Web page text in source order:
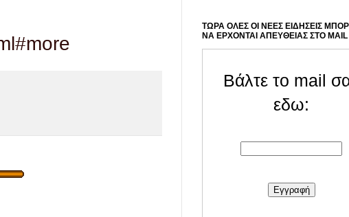
ΤΩΡΑ ΟΛΕΣ ΟΙ ΝΕΕΣ ΕΙΔΗΣΕΙΣ
ΝΑ ΕΡΧΟΝΤΑΙ ΑΠΕΥΘΕΙΑΣ ΣΤΟ
Βάλτε το mail
εδω: